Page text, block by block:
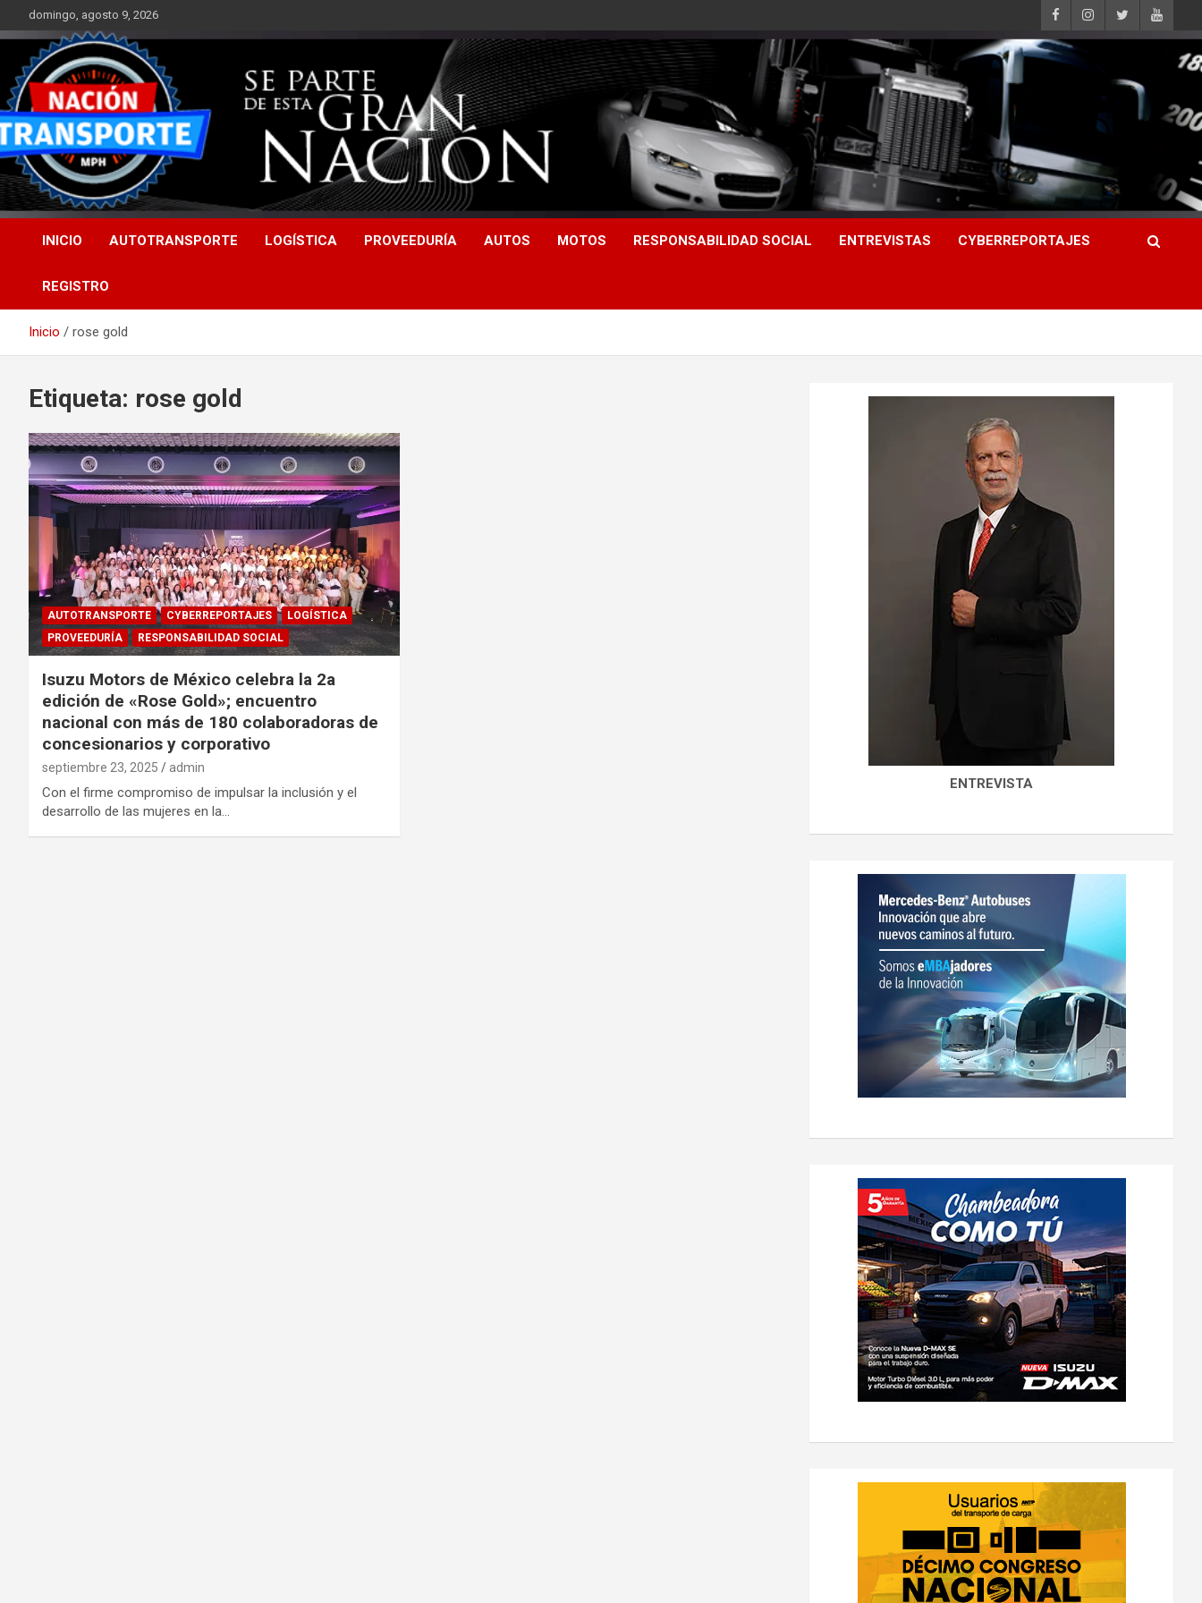
al
contenido
domingo, agosto 9, 2026
INICIO AUTOTRANSPORTE LOGÍSTICA PROVEEDURÍA AUTOS MOTOS RESPONSABILIDAD SOCIAL ENTREVISTAS CYBERREPORTAJES
REGISTRO
Inicio rose gold
Etiqueta: rose gold
AUTOTRANSPORTE CYBERREPORTAJES
LOGÍSTICA
PROVEEDURÍA
RESPONSABILIDAD SOCIAL
Isuzu Motors de México celebra la 2a
edición de «Rose Gold»; encuentro
nacional con más de 180 colaboradoras de
concesionarios y corporativo
septiembre 23, 2025 admin
Con el firme compromiso de impulsar la inclusión y el
desarrollo de las mujeres en la…
ENTREVISTA